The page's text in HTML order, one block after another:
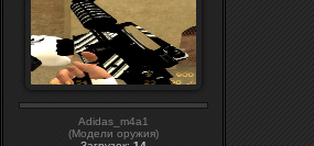
Adidas_m4a1
(Модели оружия)